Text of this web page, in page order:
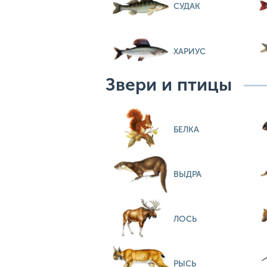
СУДАК
ХАРИУС
Звери и птицы
БЕЛКА
ВЫДРА
ЛОСЬ
РЫСЬ